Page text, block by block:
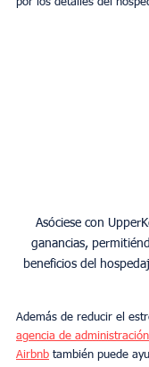
Asóciese con
ganancias,
beneficios del
Además de reducir el
agencia de
Airbnb también puede